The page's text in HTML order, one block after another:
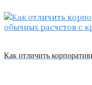
Как отличить